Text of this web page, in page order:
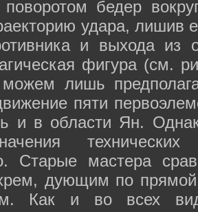
поворотом бедер
удара, лишив
и выхода из
фигура (см.
лишь
пяти
и в области Ян.
Старые мастера
дующим по
Как и во всех